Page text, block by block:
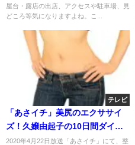
屋台・露店の出店、アクセスや駐車場、見
どころ等気になりますよね。こ...
テレビ
「あさイチ」美尻のエクササイ
ズ！久嬢由起子の10日間ダイエ
ット伝授！
2020年4月22日放送「あさイチ」にて、整